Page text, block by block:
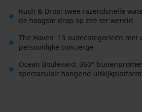
Rush & Drop: twee razendsnelle
de hoogste drop op zee ter wereld
The Haven: 13 suitecategorieën
persoonlijke conciërge
Ocean Boulevard: 360°-
spectaculair hangend uitkijkplatform